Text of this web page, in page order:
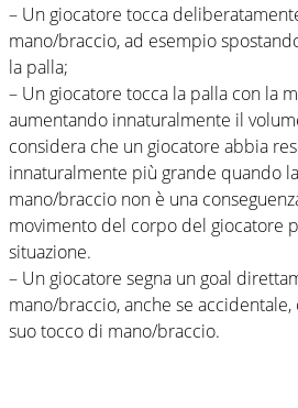
– Un giocatore tocca
mano/braccio, ad esempio
la palla;
– Un giocatore tocca la palla con la
aumentando innaturalmente il
considera che un giocatore abbia
innaturalmente più grande quando
mano/braccio non è una
movimento del corpo del giocatore
situazione.
– Un giocatore segna un goal
mano/braccio, anche se
suo tocco di mano/braccio.